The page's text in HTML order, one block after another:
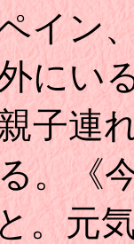
イン
にい
子連
。《
。元